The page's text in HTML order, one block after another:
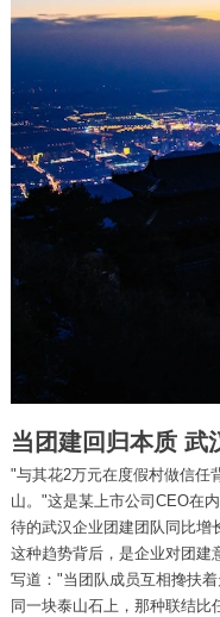
当团建回归本质 武
"与其花2万元在度假村做信任
山。"这是某上市公司CEO在
待的武汉企业团建团队同比增
这种趋势背后，是企业对团建
写道："当团队成员互相搀扶
同一块泰山石上，那种联结比